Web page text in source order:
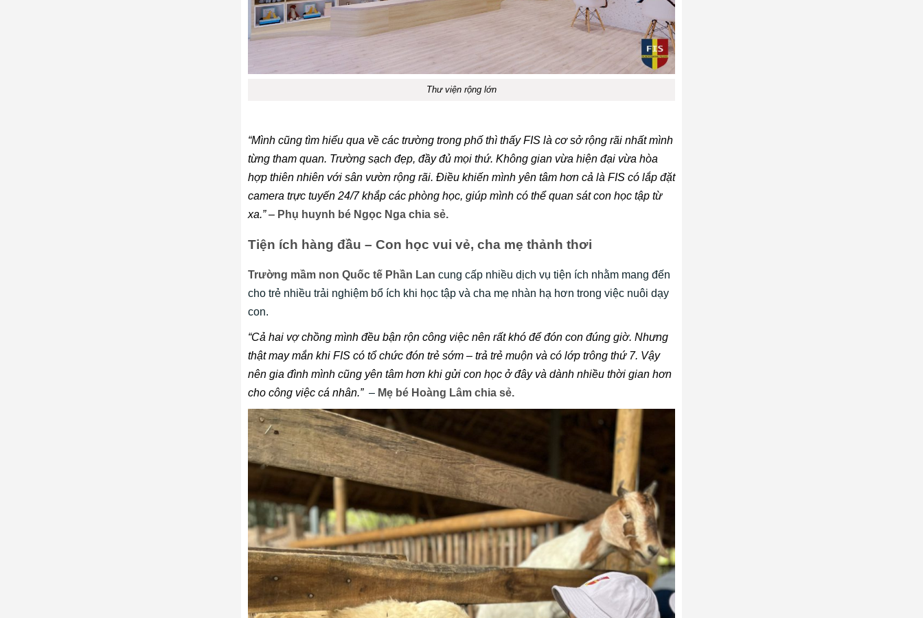
Thư viện rộng lớn
“Mình cũng tìm hiểu qua về các trường trong phố thì thấy FIS là cơ sở rộng rãi nhất mình
từng tham quan. Trường sạch đẹp, đầy đủ mọi thứ. Không gian vừa hiện đại vừa hòa
hợp thiên nhiên với sân vườn rộng rãi. Điều khiến mình yên tâm hơn cả là FIS có lắp đặt
camera trực tuyến 24/7 khắp các phòng học, giúp mình có thể quan sát con học tập từ
xa.” – Phụ huynh bé Ngọc Nga chia sẻ.
Tiện ích hàng đầu – Con học vui vẻ, cha mẹ thảnh thơi
Trường mầm non Quốc tế Phần Lan cung cấp nhiều dịch vụ tiện ích nhằm mang đến
cho trẻ nhiều trải nghiệm bổ ích khi học tập và cha mẹ nhàn hạ hơn trong việc nuôi dạy
con.
“Cả hai vợ chồng mình đều bận rộn công việc nên rất khó để đón con đúng giờ. Nhưng
thật may mắn khi FIS có tổ chức đón trẻ sớm – trả trẻ muộn và có lớp trông thứ 7. Vậy
nên gia đình mình cũng yên tâm hơn khi gửi con học ở đây và dành nhiều thời gian hơn
cho công việc cá nhân.”– Mẹ bé Hoàng Lâm chia sẻ.